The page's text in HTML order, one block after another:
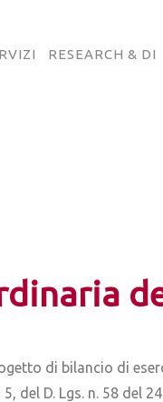
RESEARCH & DI
di bilancio di
del D. Lgs. n. 58 del